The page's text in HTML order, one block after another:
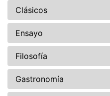
Clásicos
Ensayo
Filosofía
Gastronomía